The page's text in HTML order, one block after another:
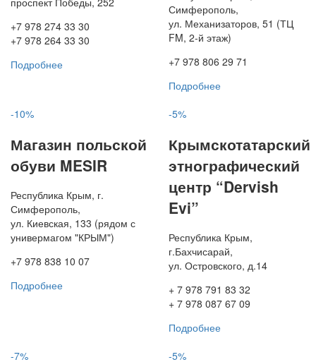
+7 978 274 33 30
+7 978 264 33 30
Подробнее
Симферополь,
ул. Механизаторов, 51 (ТЦ
FM, 2-й этаж)
+7 978 806 29 71
Подробнее
-10%
Магазин польской
обуви MESIR
Республика Крым, г.
Симферополь,
ул. Киевская, 133 (рядом с
универмагом "КРЫМ")
+7 978 838 10 07
Подробнее
-5%
Крымскотатарский
этнографический
центр “Dervish
Evi”
Республика Крым,
г.Бахчисарай,
ул. Островского, д.14
+ 7 978 791 83 32
+ 7 978 087 67 09
Подробнее
-7%
-5%